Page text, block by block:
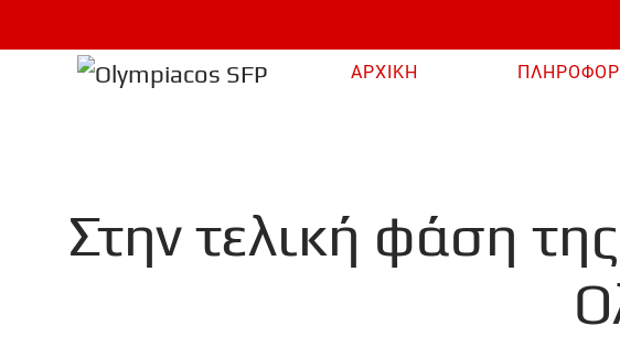
Skip to main content
ΑΡΧΙΚΗ
Στην τελική φάση